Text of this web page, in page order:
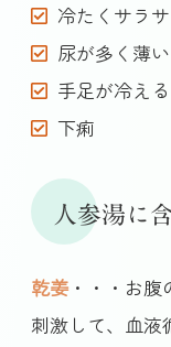
冷たくサラ
尿が多く薄い
手足が冷える
下痢
人参湯に
乾姜・・・お腹
刺激して、血液